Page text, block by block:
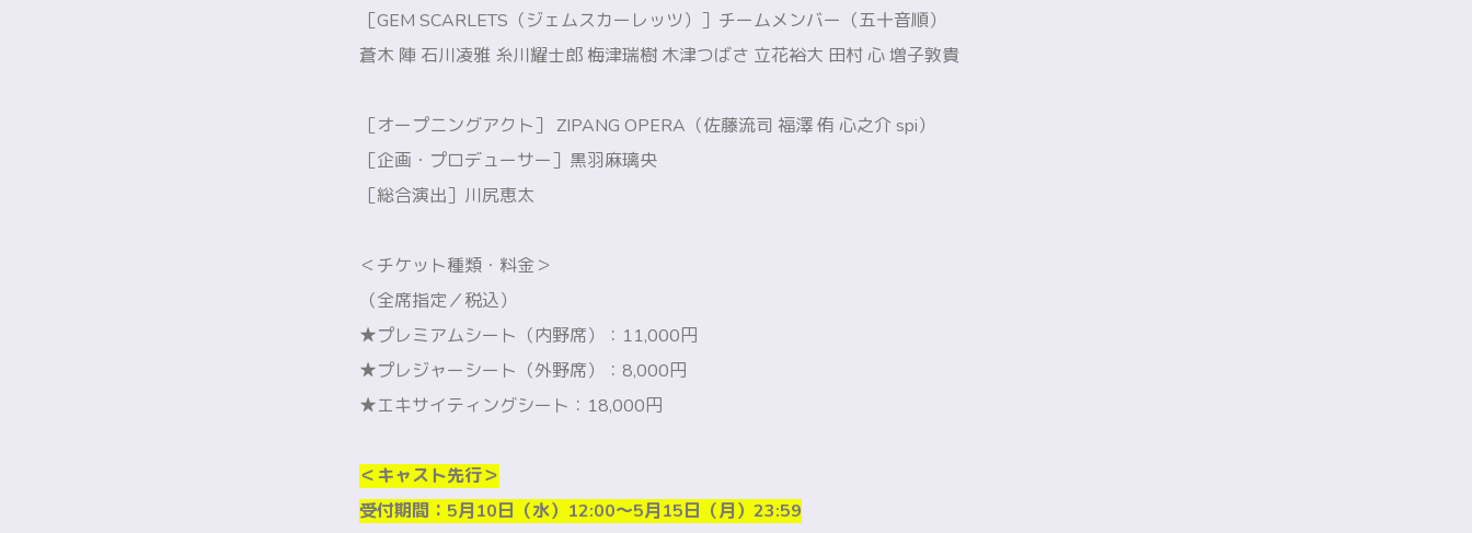
［GEM SCARLETS（ジェムスカーレッツ）］チームメンバー（五十音順）
蒼木 陣 石川凌雅 糸川耀士郎 梅津瑞樹 木津つばさ 立花裕大 田村 心 増子敦貴
［オープニングアクト］ ZIPANG OPERA（佐藤流司 福澤 侑 心之介 spi）
［企画・プロデューサー］黒羽麻璃央
［総合演出］川尻恵太
＜チケット種類・料金＞
（全席指定／税込）
★プレミアムシート（内野席）：11,000円
★プレジャーシート（外野席）：8,000円
★エキサイティングシート：18,000円
＜キャスト先行＞
受付期間：5月10日（水）12:00～5月15日（月）23:59